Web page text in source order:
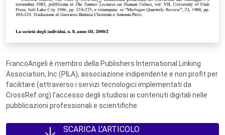
FrancoAngeli è membro della Publishers International Linking
Association, Inc (PILA), associazione indipendente e non profit per
facilitare (attraverso i servizi tecnologici implementati da
CrossRef.org) l’accesso degli studiosi ai contenuti digitali nelle
pubblicazioni professionali e scientifiche.
SCARICA L'ARTICOLO